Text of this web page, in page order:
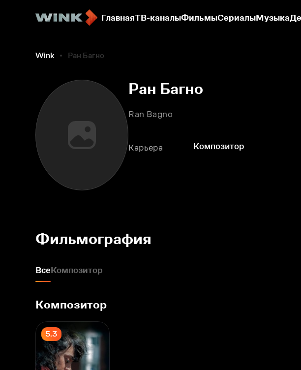
ГлавнаяТВ-каналыФильмыСериалыМузыка
Wink Ран Багно
Ран Багно
Ran Bagno
Карьера Композитор
Фильмография
ВсеКомпозитор
Композитор
5.3